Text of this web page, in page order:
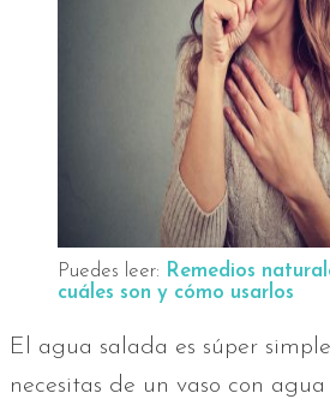
Puedes leer: Remedios
cuáles son y cómo usarlos
El agua salada es súper
necesitas de un vaso con agua